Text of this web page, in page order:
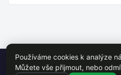
© 2026 VŠE Wiki - studentský
Používáme cookies k analýze
Můžete vše přijmout, nebo